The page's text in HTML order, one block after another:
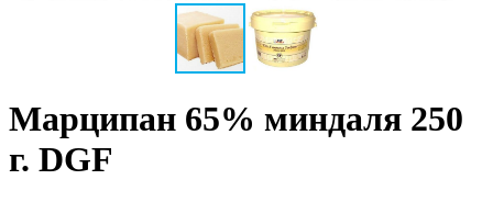
Марципан 65% миндаля 250
г. DGF